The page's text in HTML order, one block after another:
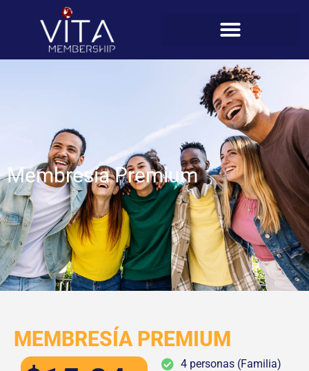
Membresía Premium
MEMBRESÍA PREMIUM
4 personas (Familia)